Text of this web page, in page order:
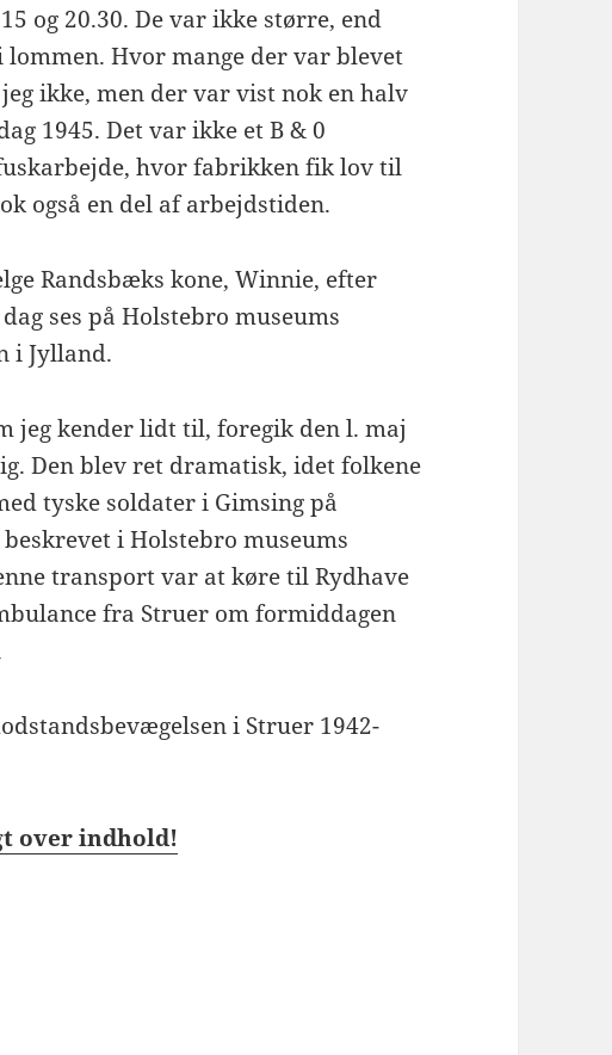
og 20.30. De var ikke større, end
lommen. Hvor mange der var blevet
ikke, men der var vist nok en halv
1945. Det var ikke et B & 0
hvor fabrikken fik lov til
også en del af arbejdstiden.
Randsbæks kone, Winnie, efter
ses på Holstebro museums
i Jylland.
jeg kender lidt til, foregik den l. maj
Den blev ret dramatisk, idet folkene
tyske soldater i Gimsing på
i Holstebro museums
transport var at køre til Rydhave
fra Struer om formiddagen
i Struer 1942-
over indhold!